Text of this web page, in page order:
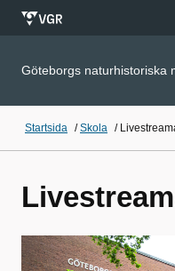
Göteborgs naturhistoriska
Startsida /Skola /